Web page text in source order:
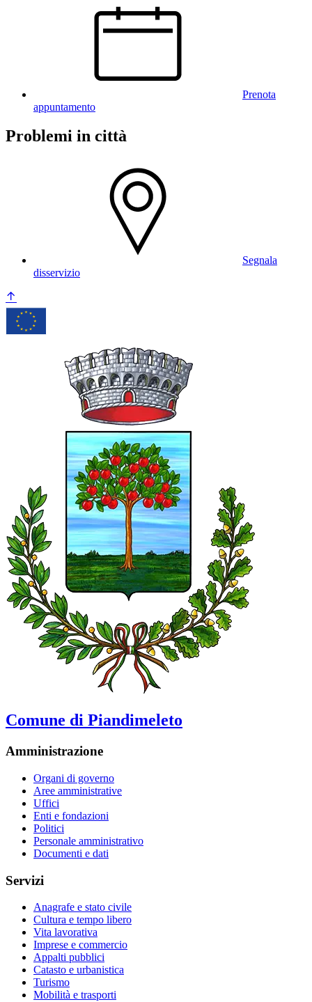
Prenota
appuntamento
Problemi in città
Segnala
disservizio
Comune di Piandimeleto
Amministrazione
Organi di governo
Aree amministrative
Uffici
Enti e fondazioni
Politici
Personale amministrativo
Documenti e dati
Servizi
Anagrafe e stato civile
Cultura e tempo libero
Vita lavorativa
Imprese e commercio
Appalti pubblici
Catasto e urbanistica
Turismo
Mobilità e trasporti